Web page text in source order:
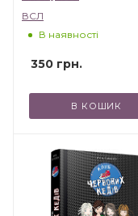
ВСЛ
В наявності
350 грн.
В КОШИК